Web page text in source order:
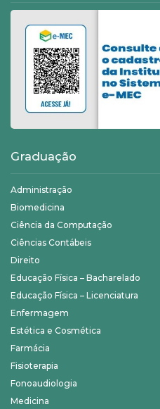
Graduação
Administração
Biomedicina
Ciência da Computação
Ciências Contábeis
Direito
Educação Física – Bacharelado
Educação Física – Licenciatura
Enfermagem
Estética e Cosmética
Farmácia
Fisioterapia
Fonoaudiologia
Medicina